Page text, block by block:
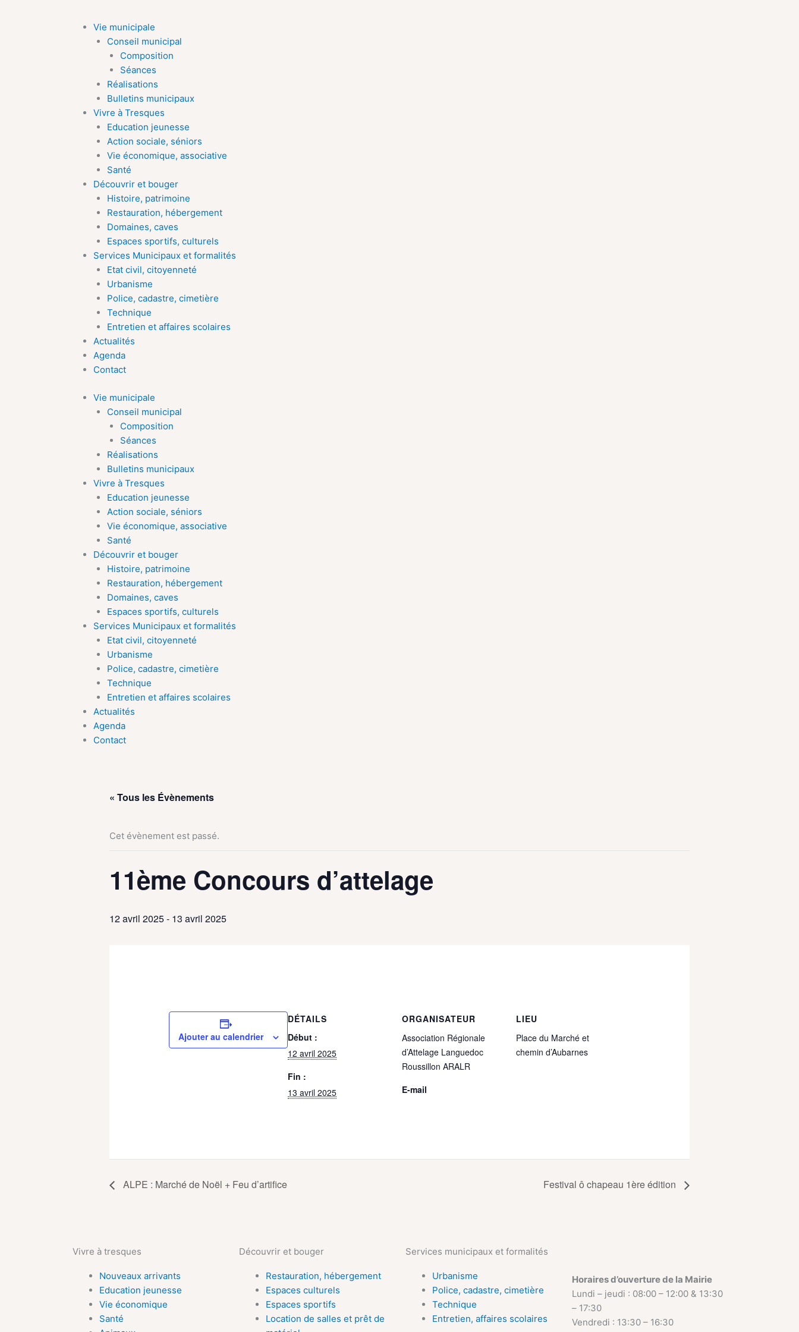
Vie municipale
Conseil municipal
Composition
Séances
Réalisations
Bulletins municipaux
Vivre à Tresques
Education jeunesse
Action sociale, séniors
Vie économique, associative
Santé
Découvrir et bouger
Histoire, patrimoine
Restauration, hébergement
Domaines, caves
Espaces sportifs, culturels
Services Municipaux et formalités
Etat civil, citoyenneté
Urbanisme
Police, cadastre, cimetière
Technique
Entretien et affaires scolaires
Actualités
Agenda
Contact
Vie municipale
Conseil municipal
Composition
Séances
Réalisations
Bulletins municipaux
Vivre à Tresques
Education jeunesse
Action sociale, séniors
Vie économique, associative
Santé
Découvrir et bouger
Histoire, patrimoine
Restauration, hébergement
Domaines, caves
Espaces sportifs, culturels
Services Municipaux et formalités
Etat civil, citoyenneté
Urbanisme
Police, cadastre, cimetière
Technique
Entretien et affaires scolaires
Actualités
Agenda
Contact
« Tous les Évènements
Cet évènement est passé.
11ème Concours d’attelage
12 avril 2025- 13 avril 2025
Ajouter au calendrier
DÉTAILS
Début :
12 avril 2025
Fin :
13 avril 2025
ORGANISATEUR
Association Régionale
d’Attelage Languedoc
Roussillon ARALR
E-mail
LIEU
Place du Marché et
chemin d’Aubarnes
ALPE : Marché de Noël + Feu d’artifice Festival ô chapeau 1ère édition
Vivre à tresques
Nouveaux arrivants
Education jeunesse
Vie économique
Santé
Découvrir et bouger
Restauration, hébergement
Espaces culturels
Espaces sportifs
Location de salles et prêt de
Services municipaux et formalités
Urbanisme
Police, cadastre, cimetière
Technique
Entretien, affaires scolaires
Horaires d’ouverture de la Mairie
Lundi – jeudi : 08:00 – 12:00 & 13:30
– 17:30
Vendredi : 13:30 – 16:30